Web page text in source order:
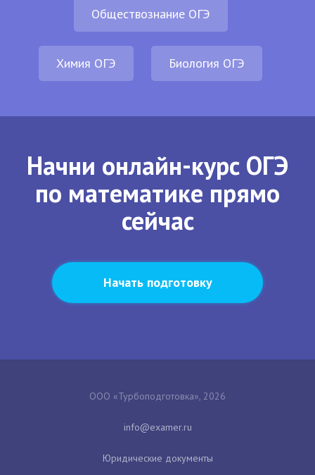
Обществознание ОГЭ
Химия ОГЭ Биология ОГЭ
Начни онлайн-курс ОГЭ
по математике прямо
сейчас
Начать подготовку
ООО «Турбоподготовка», 2026
Юридические документы